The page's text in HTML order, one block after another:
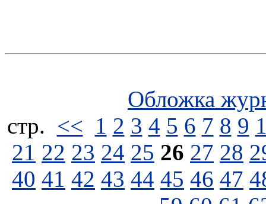
Обложка
стp. << 1 2 3 4 5 6 7 8 9
21 22 23 24 25 26 27 28
40 41 42 43 44 45 46 47